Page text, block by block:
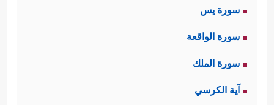
سورة يس
سورة الواقعة
سورة الملك
آية الكرسي